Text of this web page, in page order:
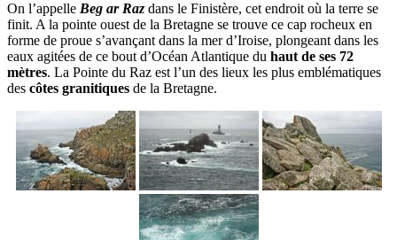
On l’appelle Beg ar Raz dans le Finistère, cet endroit où la terre se
finit. A la pointe ouest de la Bretagne se trouve ce cap rocheux en
forme de proue s’avançant dans la mer d’Iroise, plongeant dans les
eaux agitées de ce bout d’Océan Atlantique du haut de ses 72
mètres. La Pointe du Raz est l’un des lieux les plus emblématiques
des côtes granitiques de la Bretagne.